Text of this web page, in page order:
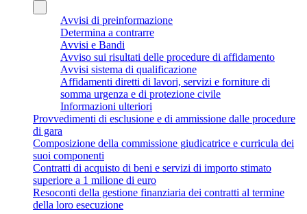
Avvisi di preinformazione
Determina a contrarre
Avvisi e Bandi
Avviso sui risultati delle procedure di affidamento
Avvisi sistema di qualificazione
Affidamenti diretti di lavori, servizi e forniture di
somma urgenza e di protezione civile
Informazioni ulteriori
Provvedimenti di esclusione e di ammissione dalle procedure
di gara
Composizione della commissione giudicatrice e curricula dei
suoi componenti
Contratti di acquisto di beni e servizi di importo stimato
superiore a 1 milione di euro
Resoconti della gestione finanziaria dei contratti al termine
della loro esecuzione